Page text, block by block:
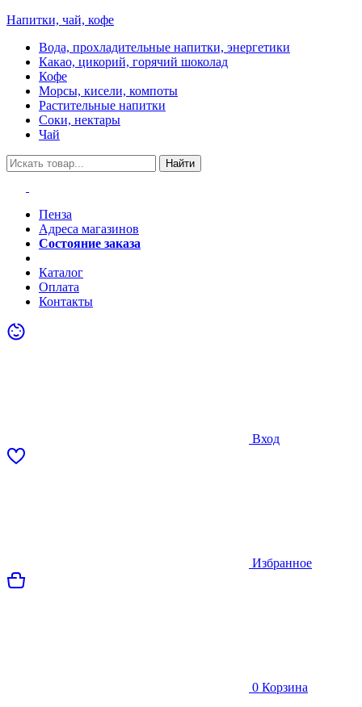
Напитки, чай, кофе
Вода, прохладительные напитки, энергетики
Какао, цикорий, горячий шоколад
Кофе
Морсы, кисели, компоты
Растительные напитки
Соки, нектары
Чай
Найти
Пенза
Адреса магазинов
Состояние заказа
Каталог
Оплата
Контакты
Вход
Избранное
0 Корзина